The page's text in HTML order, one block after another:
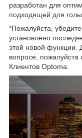
разработан для
подходящей для
*Пожалуйста,
установлено
этой новой функции.
вопросе, пожалуйста
Клиентов Optoma.